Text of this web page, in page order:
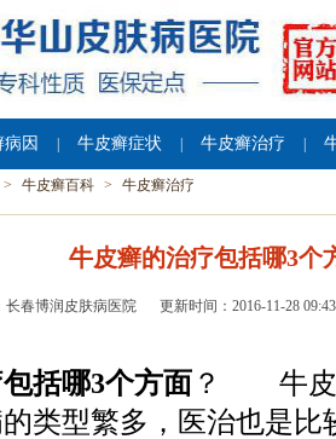
病因 牛皮癣症状 牛皮癣治疗
> 牛皮癣百科 > 牛皮癣治疗
牛皮癣的治疗包括哪3个
长春博润皮肤病医院 更新时间：2016-11-28
括哪3个方面 ？ 牛皮
类型繁多，医治也是比